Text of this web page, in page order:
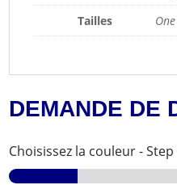
Tailles
DEMANDE DE
Choisissez la couleur-Step